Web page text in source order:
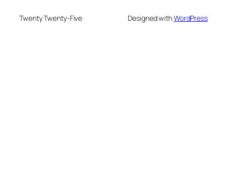
Twenty Twenty-Five Designed withWordPress